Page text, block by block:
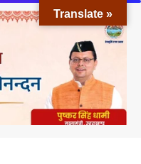
Translate »